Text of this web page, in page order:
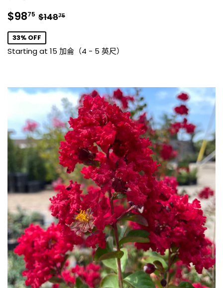
銷
售
價
格
$9875 $98.75
正常價格
$14875
33% OFF
Starting at 15 加侖（4 - 5 英尺）